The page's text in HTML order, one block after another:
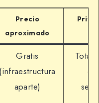
Precio
aproximado
Gratis
(infraestructura
aparte)
Total,
en